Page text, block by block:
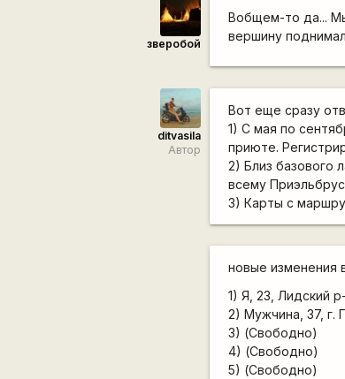
зверобой
Вобщем-то да...
вершину
ditvasila
Автор
Вот еще сразу
1) С мая по
приюте.
2) Близ базового
всему
3) Карты с
новые изменения
1) Я, 23, Лидский
2) Мужчина, 37, г.
3) (Свободно)
4) (Свободно)
5) (Свободно)